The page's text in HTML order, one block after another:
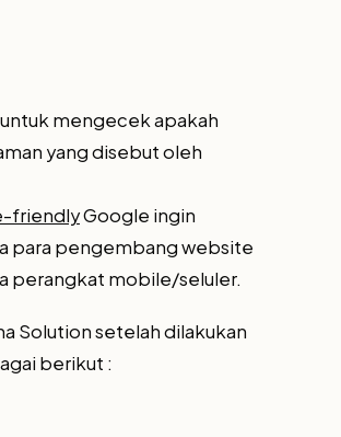
mengecek apakah
yang disebut oleh
friendlyGoogle ingin
para pengembang website
perangkat mobile/seluler.
Solution setelah dilakukan
berikut :